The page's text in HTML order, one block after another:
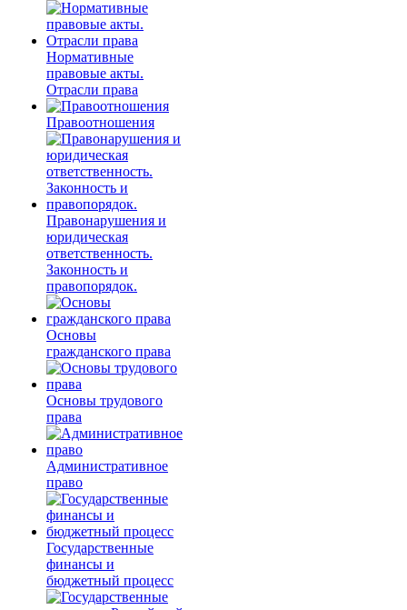
Нормативные
правовые акты.
Отрасли права
Правоотношения
Правонарушения и
юридическая
ответственность.
Законность и
правопорядок.
Основы
гражданского права
Основы трудового
права
Административное
право
Государственные
финансы и
бюджетный процесс